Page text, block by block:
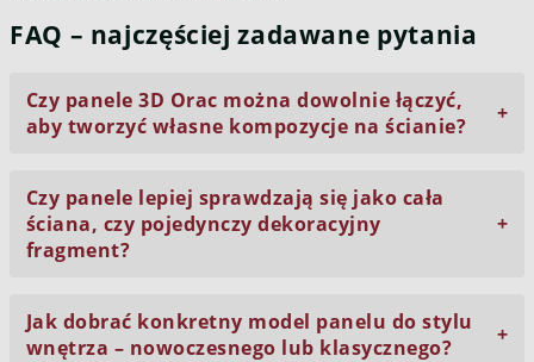
FAQ – najczęściej zadawane pytania
Czy panele 3D Orac można dowolnie łączyć,
aby tworzyć własne kompozycje na ścianie?
Czy panele lepiej sprawdzają się jako cała
ściana, czy pojedynczy dekoracyjny
fragment?
Jak dobrać konkretny model panelu do stylu
wnętrza – nowoczesnego lub klasycznego?